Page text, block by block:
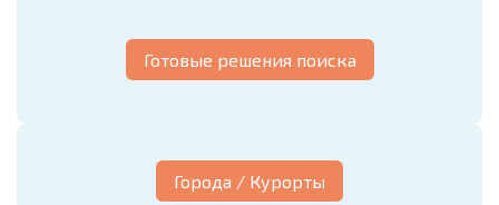
Готовые решения поиска
Города / Курорты